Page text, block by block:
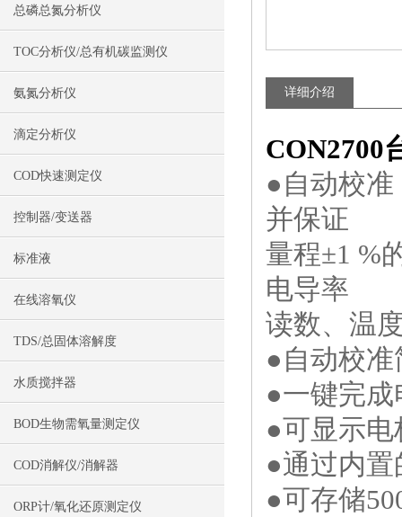
总磷总氮分析仪
TOC分析仪/总有机碳监测仪
氨氮分析仪
滴定分析仪
COD快速测定仪
控制器/变送器
标准液
在线溶氧仪
TDS/总固体溶解度
水质搅拌器
BOD生物需氧量测定仪
COD消解仪/消解器
ORP计/氧化还原测定仪
详细介绍
CON2700
●自动校
并保证
量程±1 %
电导率
读数、温
●自动校
●一键完
●可显示
●通过内
●可存储